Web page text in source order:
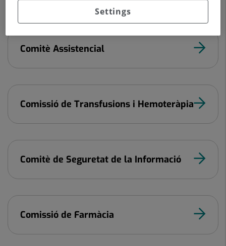
Comitè Assistencial
Comissió de Transfusions i Hemoteràpia
Comitè de Seguretat de la Informació
Comissió de Farmàcia
Settings